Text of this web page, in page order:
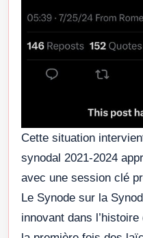
Cette situation
synodal 2021-2024
avec une session clé
Le Synode sur la
innovant dans